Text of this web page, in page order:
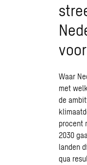
Waar
met
de
procent
2030
landen
qua